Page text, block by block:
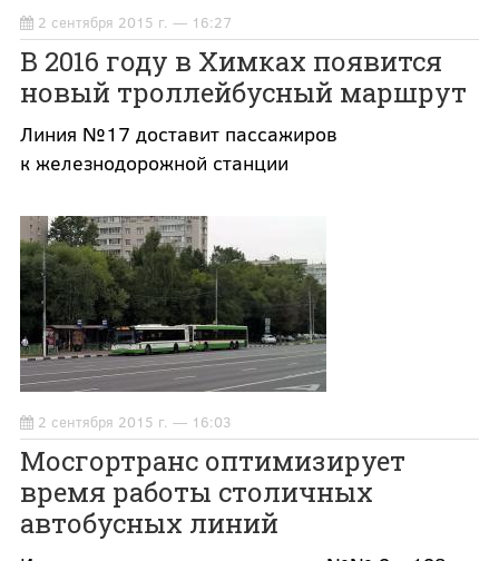
2 сентября 2015 г. — 16:27
В 2016 году в Химках появится
новый троллейбусный маршрут
Линия №17 доставит пассажиров
к железнодорожной станции
2 сентября 2015 г. — 16:03
Мосгортранс оптимизирует
время работы столичных
автобусных линий